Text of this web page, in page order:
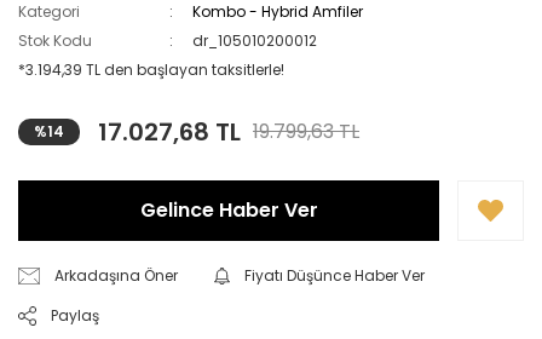
Kategori
Kombo - Hybrid Amfiler
Stok Kodu
dr_105010200012
*3.194,39 TL den başlayan taksitlerle!
%14 17.027,68 TL 19.799,63 TL
Gelince Haber Ver
Arkadaşına Öner
Fiyatı Düşünce Haber Ver
Paylaş